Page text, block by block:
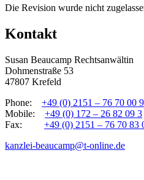
Die Revision wurde nicht
Kontakt
Susan Beaucamp Rechtsanwältin
Dohmenstraße 53
47807 Krefeld
Phone: +49 (0) 2151 – 76 70 00 9
Mobile: +49 (0) 172 – 26 82 09 3
Fax: +49 (0) 2151 – 76 70 83
kanzlei-beaucamp@t-online.de